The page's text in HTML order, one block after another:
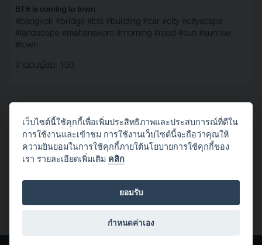
BTS is coming to town
#bangkok #bridge #bts #building #car #city #cityscape
#landscape #mahanakorn #morning #road #sun #sunrise
#town
จำนวนผู้ชม: 150
โดย popumon
2015/02/27 21:55:13
#bridge #lifester#mandalay#myanmar
#somethingred
เว็บไซต์นี้ใช้คุกกี้เพื่อเพิ่มประสิทธิภาพและประสบการณ์ที่ดีใน
การใช้งานและเข้าชม การใช้งานเว็บไซต์นี้จะถือว่าคุณให้
ความยินยอมในการใช้คุกกี้ภายใต้นโยบายการใช้คุกกี้ของ
เรา รายละเอียดเพิ่มเติม คลิก
ยอมรับ
กำหนดค่าเอง